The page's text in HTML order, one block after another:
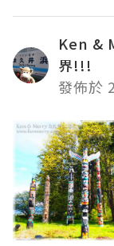
Ken &
界!!!
發佈於